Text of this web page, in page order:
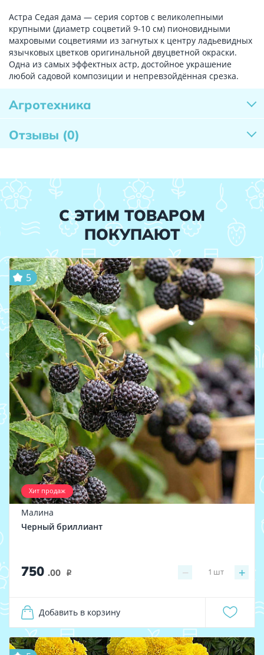
Астра Седая дама — серия сортов с великолепными
крупными (диаметр соцветий 9-10 см) пионовидными
махровыми соцветиями из загнутых к центру ладьевидных
язычковых цветков оригинальной двуцветной окраски.
Одна из самых эффектных астр, достойное украшение
любой садовой композиции и непревзойдённая срезка.
Агротехника
Отзывы (0)
С ЭТИМ ТОВАРОМ
ПОКУПАЮТ
Хит продаж
5
Малина
Черный бриллиант
750 .00 i − +
1 шт
Добавить в корзину